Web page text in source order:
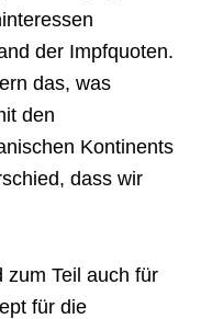
der Impfquoten.
das, was
den
Kontinents
dass wir
zum Teil auch für
für die